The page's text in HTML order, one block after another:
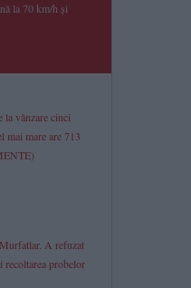
la 70 km/h și
la vânzare cinci
mai mare are 713
A refuzat
recoltarea probelor